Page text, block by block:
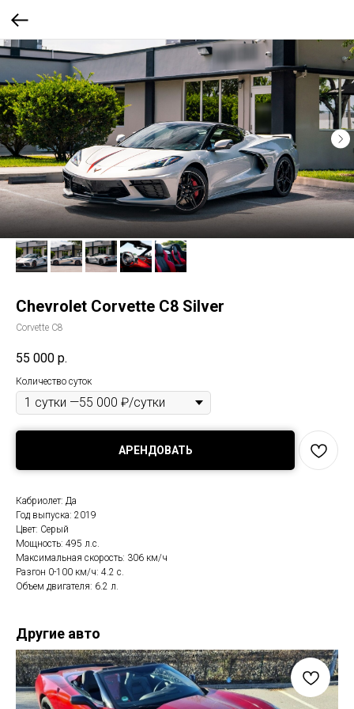
Chevrolet Corvette C8 Silver
Corvette С8
55 000 р.
Количество суток
АРЕНДОВАТЬ
Кабриолет: Да
Год выпуска: 2019
Цвет: Серый
Мощность: 495 л.с.
Максимальная скорость: 306 км/ч
Разгон 0-100 км/ч: 4.2 с.
Объем двигателя: 6.2 л.
Другие авто